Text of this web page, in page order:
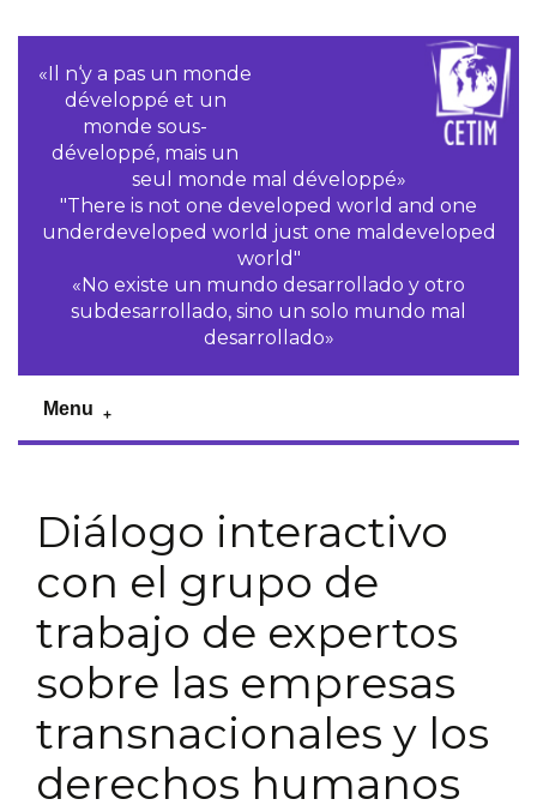
«Il n‘y a pas un monde
développé et un
monde sous-
développé, mais un
seul monde mal développé»
"There is not one developed world and one
underdeveloped world just one maldeveloped
world"
«No existe un mundo desarrollado y otro
subdesarrollado, sino un solo mundo mal
desarrollado»
Menu
Diálogo interactivo
con el grupo de
trabajo de expertos
sobre las empresas
transnacionales y los
derechos humanos